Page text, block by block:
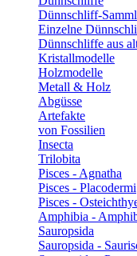
Dünnschliff-
Einzelne
Dünnschliffe aus
Kristallmodelle
Holzmodelle
Metall & Holz
Abgüsse
Artefakte
von Fossilien
Insecta
Trilobita
Pisces - Agnatha
Pisces - Placodermi
Pisces -
Amphibia -
Sauropsida
Sauropsida -